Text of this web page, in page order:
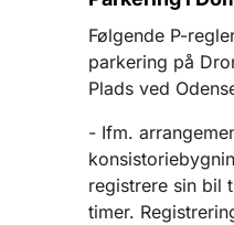
Følgende P-
parkering på
Plads ved
- Ifm.
registrere sin bil
timer.